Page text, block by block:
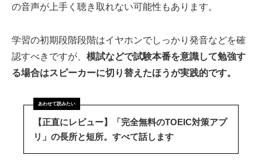
の音声が上手く聴き取れない可能性もあります。
学習の初期段階段階はイヤホンでしっかり発音などを確
認すべきですが、 模試などで試験本番を意識して勉強す
る場合はスピーカーに切り替えたほうが実践的です。
【正直にレビュー】「完全無料のTOEIC対策アプ
リ」の長所と短所。すべて話します